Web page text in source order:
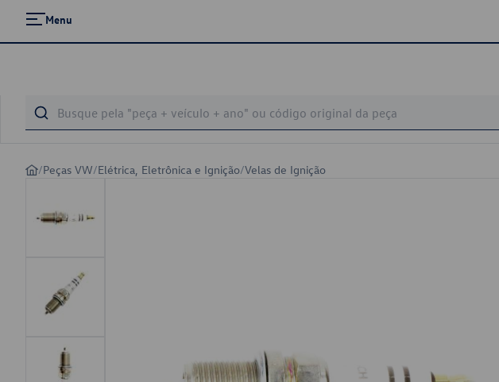
Menu
/Peças VW/Elétrica, Eletrônica e Ignição/Velas de Ignição